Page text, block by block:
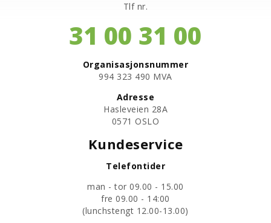
Tlf nr.
31 00 31 00
Organisasjonsnummer
​994 323 490 MVA
Adresse
Hasleveien 28A
0571 OSLO
Kundeservice
Telefontider
man - tor 09.00 - 15.00
fre 09.00 - 14:00
​(lunchstengt 12.00-13.00)